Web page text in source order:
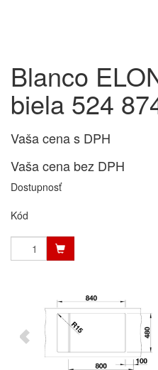
Blanco
biela 524
Vaša cena s DPH
Vaša cena bez DPH
Dostupnosť
Kód